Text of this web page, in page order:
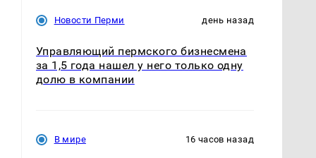
Новости Перми день назад
Управляющий пермского бизнесмена
за 1,5 года нашел у него только одну
долю в компании
В мире 16 часов назад